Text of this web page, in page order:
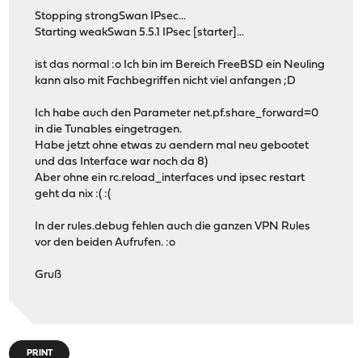
Stopping strongSwan IPsec...
Starting weakSwan 5.5.1 IPsec [starter]...
ist das normal :o Ich bin im Bereich FreeBSD ein Neuling
kann also mit Fachbegriffen nicht viel anfangen ;D
Ich habe auch den Parameter net.pf.share_forward=0
in die Tunables eingetragen.
Habe jetzt ohne etwas zu aendern mal neu gebootet
und das Interface war noch da 8)
Aber ohne ein rc.reload_interfaces und ipsec restart
geht da nix :( :(
In der rules.debug fehlen auch die ganzen VPN Rules
vor den beiden Aufrufen. :o
Gruß
PRINT